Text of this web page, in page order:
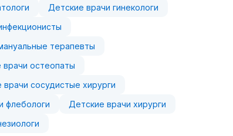
Детские врачи гинекологи
терапевты
врачи остеопаты
врачи сосудистые хирурги
флебологи
Детские врачи хирурги